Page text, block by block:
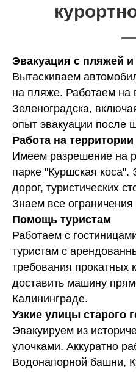
Эвакуация с пляжей
Вытаскиваем
на пляже. Работаем на
Зеленоградска,
опыт эвакуации после
Работа на
Имеем разрешение на
парке "Куршская
дорог, туристических
Знаем все
Помощь туристам
Работаем с
туристам с
требования
доставить машину
Калининграде.
Узкие улицы старого
Эвакуируем из
улочками. Аккуратно
Водонапорной башни,